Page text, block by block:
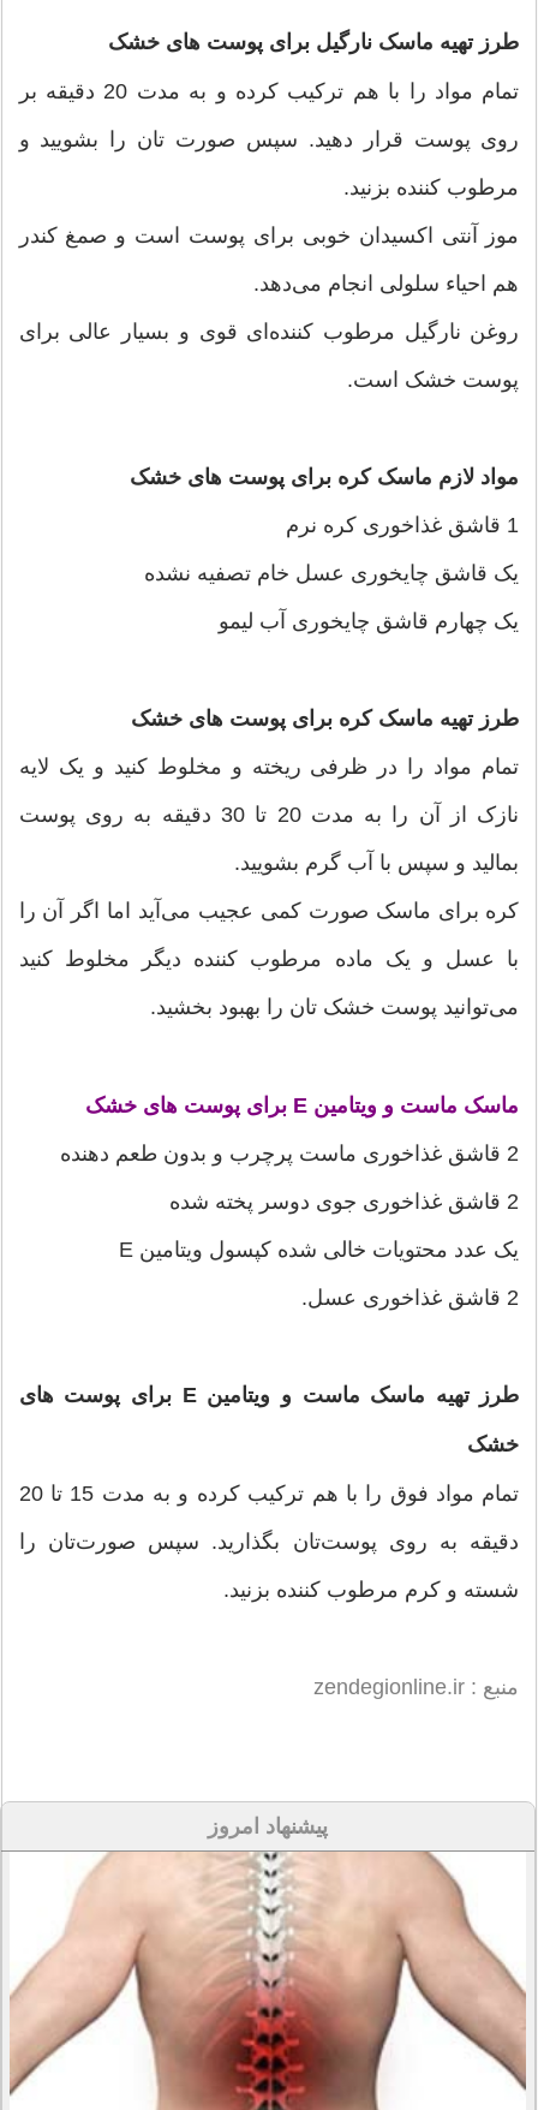
طرز تهیه ماسک نارگیل برای پوست های خشک
تمام مواد را با هم ترکیب کرده و به مدت 20 دقیقه بر
روی پوست قرار دهید. سپس صورت تان را بشویید و
مرطوب کننده بزنید.
موز آنتی اکسیدان خوبی برای پوست است و صمغ کندر
هم احیاء سلولی انجام می‌‌دهد.
روغن نارگیل مرطوب کننده‌ای قوی و بسیار عالی برای
پوست خشک است.
مواد لازم ماسک کره برای پوست های خشک
1 قاشق غذاخوری کره نرم
یک قاشق چایخوری عسل خام تصفیه نشده
یک چهارم قاشق چایخوری آب لیمو
طرز تهیه ماسک کره برای پوست های خشک
تمام مواد را در ظرفی ریخته و مخلوط کنید و یک لایه
نازک از آن را به مدت 20 تا 30 دقیقه به روی پوست
بمالید و سپس با آب گرم بشویید.
کره برای ماسک صورت کمی عجیب می‌‌آید اما اگر آن را
با عسل و یک ماده مرطوب کننده دیگر مخلوط کنید
می‌‌توانید پوست خشک تان را بهبود بخشید.
ماسک ماست و ویتامین E برای پوست های خشک
2 قاشق غذاخوری ماست پرچرب و بدون طعم دهنده
2 قاشق غذاخوری جوی دوسر پخته شده
یک عدد محتویات خالی شده کپسول ویتامین E
2 قاشق غذاخوری عسل.
طرز تهیه ماسک ماست و ویتامین E برای پوست های
خشک
تمام مواد فوق را با هم ترکیب کرده و به مدت 15 تا 20
دقیقه به روی پوست‌تان بگذارید. سپس صورت‌تان را
شسته و کرم مرطوب کننده بزنید.
منبع : zendegionline.ir
پیشنهاد امروز